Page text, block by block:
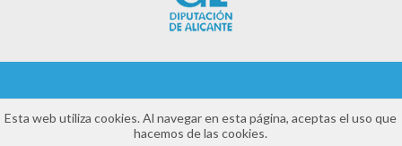
Aviso legal
Esta web utiliza cookies. Al navegar en esta página, aceptas el uso que
hacemos de las cookies.